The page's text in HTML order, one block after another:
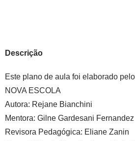
Descrição
Este plano de aula foi elaborado
NOVA ESCOLA
Autora: Rejane Bianchini
Mentora: Gilne Gardesani Fernandez
Revisora Pedagógica: Eliane Zanin